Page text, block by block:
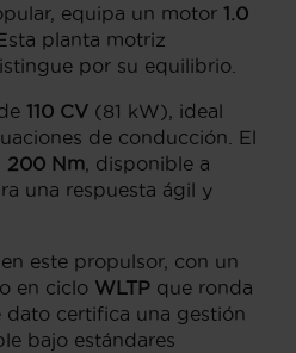
equipa un motor 1.0
planta motriz
por su equilibrio.
110 CV (81 kW), ideal
de conducción. El
200 Nm , disponible a
una respuesta ágil y
este propulsor, con un
en ciclo WLTP que ronda
dato certifica una gestión
bajo estándares